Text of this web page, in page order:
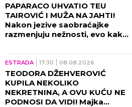
PAPARACO UHVATIO TEU
TAIROVIĆ I MUŽA NA JAHTI!
Nakon jezive saobraćajke
razmenjuju nežnosti, evo kako
ESTRADA 17:30 08.08.2026
TEODORA DŽEHVEROVIĆ
KUPILA NEKOLIKO
NEKRETNINA, A OVU KUĆU NE
PODNOSI DA VIDI! Majka